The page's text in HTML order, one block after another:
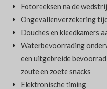
Fotoreeksen na de
Ongevallenverzekering
Douches en kleedkamers
Waterbevoorrading
een uitgebreide
zoute en zoete snacks
Elektronische timing